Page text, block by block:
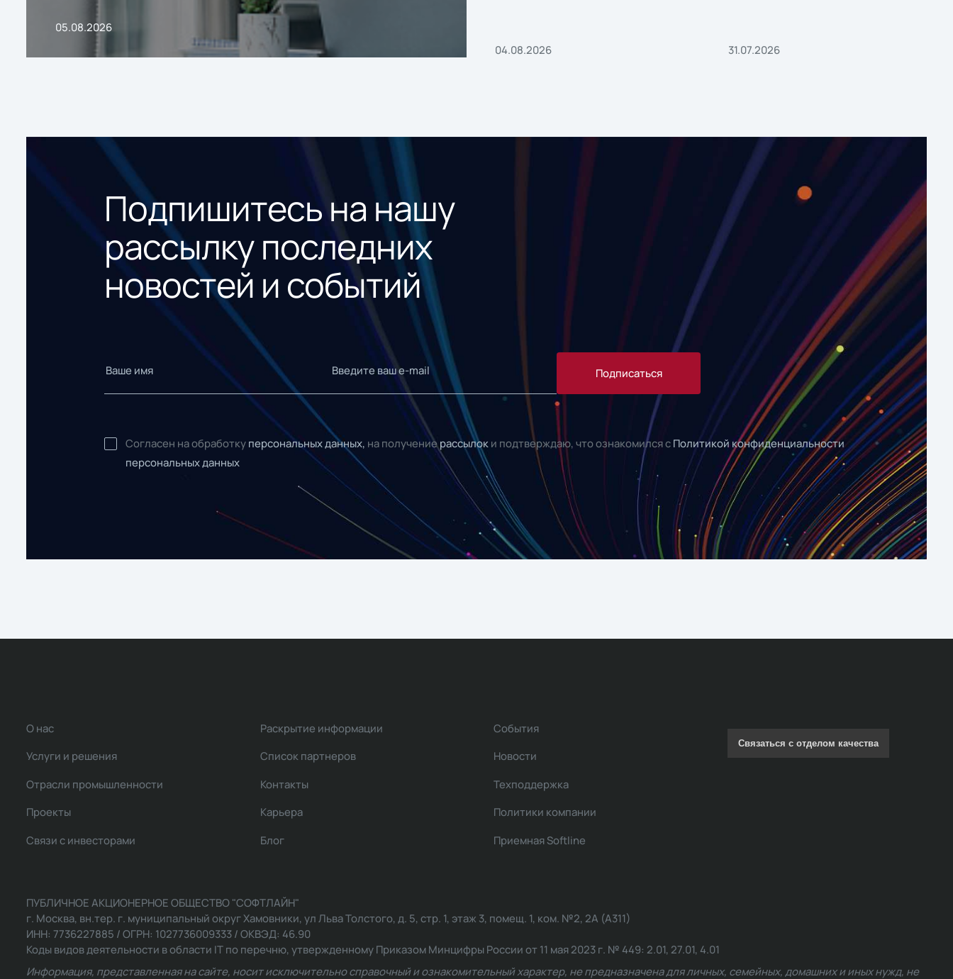
05.08.2026
04.08.2026 31.07.2026
Подпишитесь на нашу
рассылку последних
новостей и событий
Подписаться
Согласен на обработку персональных данных, на получениерассылок и подтверждаю, что ознакомился с Политикой конфиденциальности
персональных данных
О нас
Услуги и решения
Отрасли промышленности
Проекты
Связи с инвесторами
Раскрытие информации
Список партнеров
Контакты
Карьера
Блог
События
Новости
Техподдержка
Политики компании
Приемная Softline
Связаться с отделом качества
ПУБЛИЧНОЕ АКЦИОНЕРНОЕ ОБЩЕСТВО "СОФТЛАЙН"
г. Москва, вн.тер. г. муниципальный округ Хамовники, ул Льва Толстого, д. 5, стр. 1, этаж 3, помещ. 1, ком. №2, 2А (А311)
ИНН: 7736227885 / ОГРН: 1027736009333 / ОКВЭД: 46.90
Коды видов деятельности в области IT по перечню, утвержденному Приказом Минцифры России от 11 мая 2023 г. № 449: 2.01, 27.01, 4.01
Информация, представленная на сайте, носит исключительно справочный и ознакомительный характер, не предназначена для личных, семейных, домашних и иных нужд, не